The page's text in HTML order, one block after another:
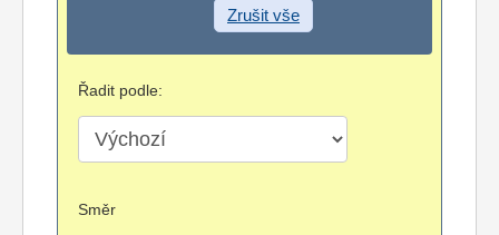
Zrušit vše
Řadit podle:
Směr